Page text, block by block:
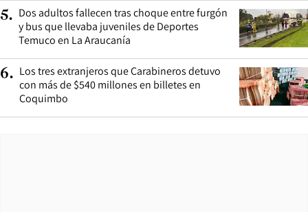
5. Dos adultos fallecen tras choque entre furgón
y bus que llevaba juveniles de Deportes
Temuco en La Araucanía
6. Los tres extranjeros que Carabineros detuvo
con más de $540 millones en billetes en
Coquimbo